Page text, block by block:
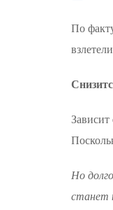
По
Зависит
Но
станет